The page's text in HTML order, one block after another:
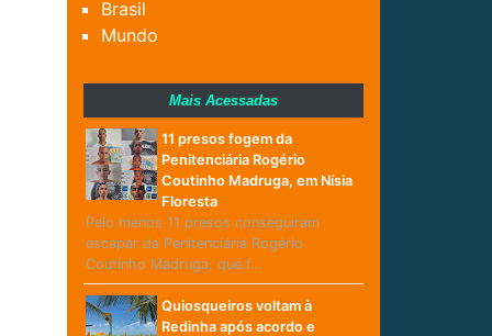
Brasil
Mundo
Mais Acessadas
11 presos fogem da
Penitenciária Rogério
Coutinho Madruga, em Nísia
Floresta
Pelo menos 11 presos conseguiram
escapar da Penitenciária Rogério
Coutinho Madruga, que f…
Quiosqueiros voltam à
Redinha após acordo e